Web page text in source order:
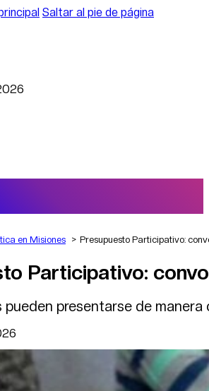
Saltar al pie de página
TV
en Misiones Presupuesto Participativo:
Participativo:
pueden presentarse de